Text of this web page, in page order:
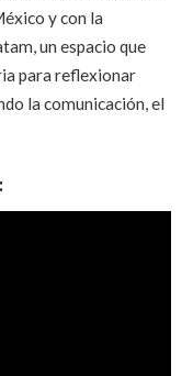
y con la
un espacio que
para reflexionar
la comunicación, el